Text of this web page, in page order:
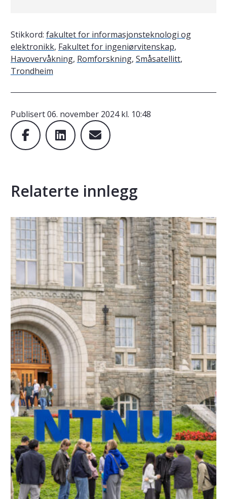
Stikkord: fakultet for informasjonsteknologi og
elektronikk, Fakultet for ingeniørvitenskap,
Havovervåkning, Romforskning, Småsatellitt,
Trondheim
Publisert06. november 2024 kl. 10:48
Relaterte innlegg